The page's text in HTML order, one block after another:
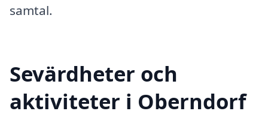
samtal.
Sevärdheter och
aktiviteter i Oberndorf